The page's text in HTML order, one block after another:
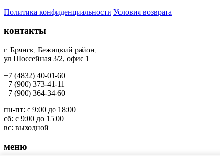
Политика конфиденциальности Условия возврата
контакты
г. Брянск, Бежицкий район,
ул Шоссейная 3/2, офис 1
+7 (4832) 40-01-60
+7 (900) 373-41-11
+7 (900) 364-34-60
пн-пт: с 9:00 до 18:00
сб: с 9:00 до 15:00
вс: выходной
меню